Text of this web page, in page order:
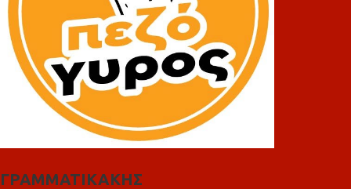
ΓΡΑΜΜΑΤΙΚΑΚΗΣ